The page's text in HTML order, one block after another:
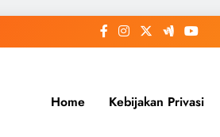
Home Kebijakan Privasi